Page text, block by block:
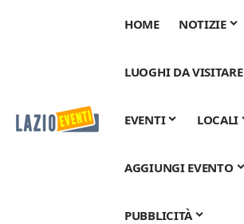
HOME NOTIZIE
LUOGHI DA VISITARE
EVENTI LOCALI
AGGIUNGI EVENTO
PUBBLICITÀ